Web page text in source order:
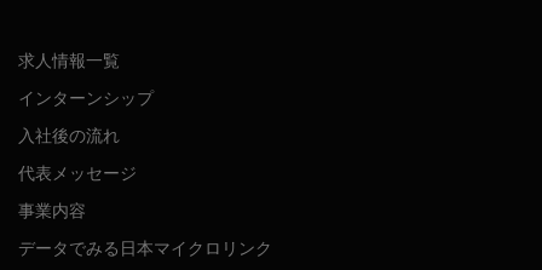
求人情報一覧
インターンシップ
入社後の流れ
代表メッセージ
事業内容
データでみる日本マイクロリンク